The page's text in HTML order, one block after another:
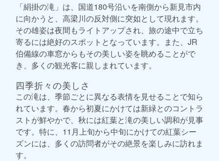
「絹掛の滝」は、国道180号沿いを南側から新見市内
に向かうと、高梁川の反対側に突如として現れます。
その雄姿は夜間もライトアップされ、旅の途中で立ち
寄るには絶好のスポットとなっています。また、JR
伯備線の車窓からもその美しい姿を眺めることがで
き、多くの観光客に親しまれています。
四季折々の美しさ
この滝は、季節ごとに異なる表情を見せることで知ら
れています。春から初夏にかけては新緑とのコントラ
ストが鮮やかで、秋には紅葉と滝の美しい調和が見事
です。特に、11月上旬から中旬にかけての紅葉シー
ズンには、多くの訪問者がその絶景を楽しみに訪れま
す。